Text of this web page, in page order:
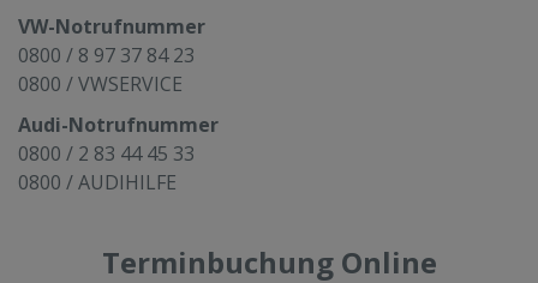
VW-Notrufnummer
0800 / 8 97 37 84 23
0800 / VWSERVICE
Audi-Notrufnummer
0800 / 2 83 44 45 33
0800 / AUDIHILFE
Terminbuchung Online